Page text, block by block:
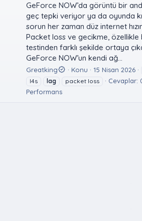
GeForce NOW’da görüntü bir
geç tepki veriyor ya da oyunda
sorun her zaman düz internet
Packet loss ve gecikme, özellikle
testinden farklı şekilde ortaya
GeForce NOW’un kendi ağ...
Greatking Konu 15 Nisan 2026
l4s
lag packet loss Cevaplar:
Performans